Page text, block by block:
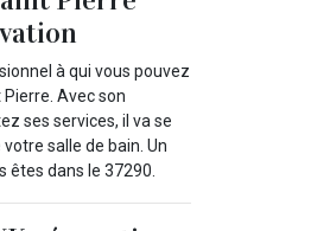
à qui vous pouvez
Avec son
ses services, il va se
salle de bain. Un
êtes dans le 37290.